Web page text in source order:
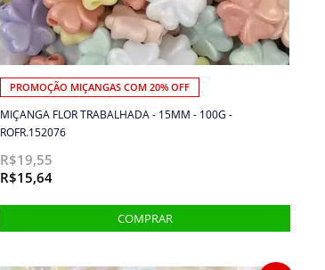
PROMOÇÃO MIÇANGAS COM 20% OFF
MIÇANGA FLOR TRABALHADA - 15MM - 100G -
ROFR.152076
R$19,55
R$15,64